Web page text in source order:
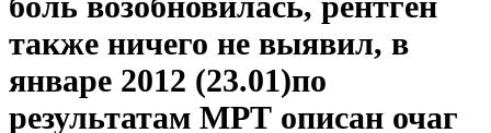
также ничего не выявил, в
январе 2012 (23.01)по
результатам МРТ описан очаг